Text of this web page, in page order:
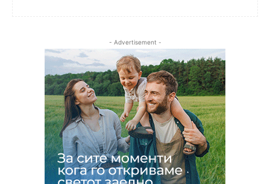
- Advertisement -